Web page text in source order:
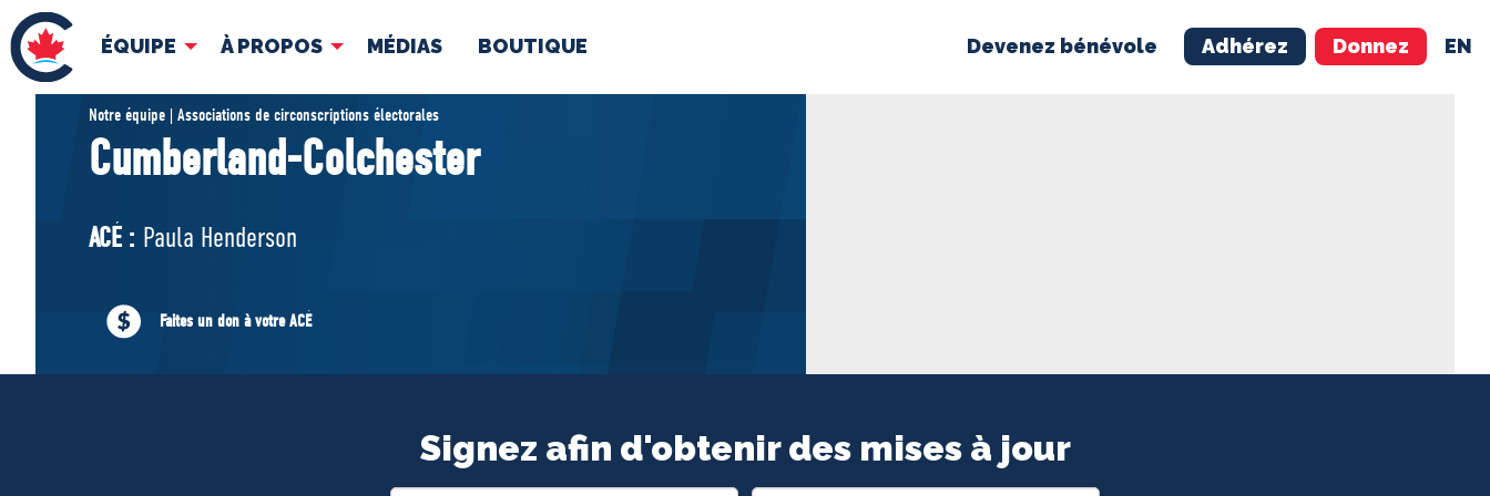
ÉQUIPE À PROPOS MÉDIAS BOUTIQUE Devenez bénévole Adhérez Donnez EN
ÉQUIPE
Pierre Poilievre
Cabinet fantôme
ACÉ
À PROPOS
Documents constitutifs
MÉDIAS
BOUTIQUE
Notre équipe | Associations de circonscriptions électorales
Cumberland-Colchester
ACÉ : Paula Henderson
Faites un don à votre ACÉ
Signez afin d'obtenir des mises à jour